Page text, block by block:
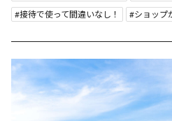
接待で使って間違いなし！
ショップ